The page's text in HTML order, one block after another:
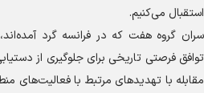
استقبال می‌کنیم.
سران گروه هفت که در فرانسه گرد
توافق فرصتی تاریخی برای جلوگیری از
مقابله با تهدید‌های مرتبط با فعالیت‌های